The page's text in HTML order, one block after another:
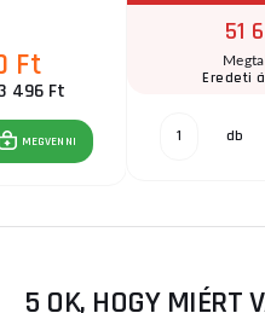
Ft
496 Ft
MEGVENNI
51
Eredeti
db
5 OK, HOGY MIÉRT